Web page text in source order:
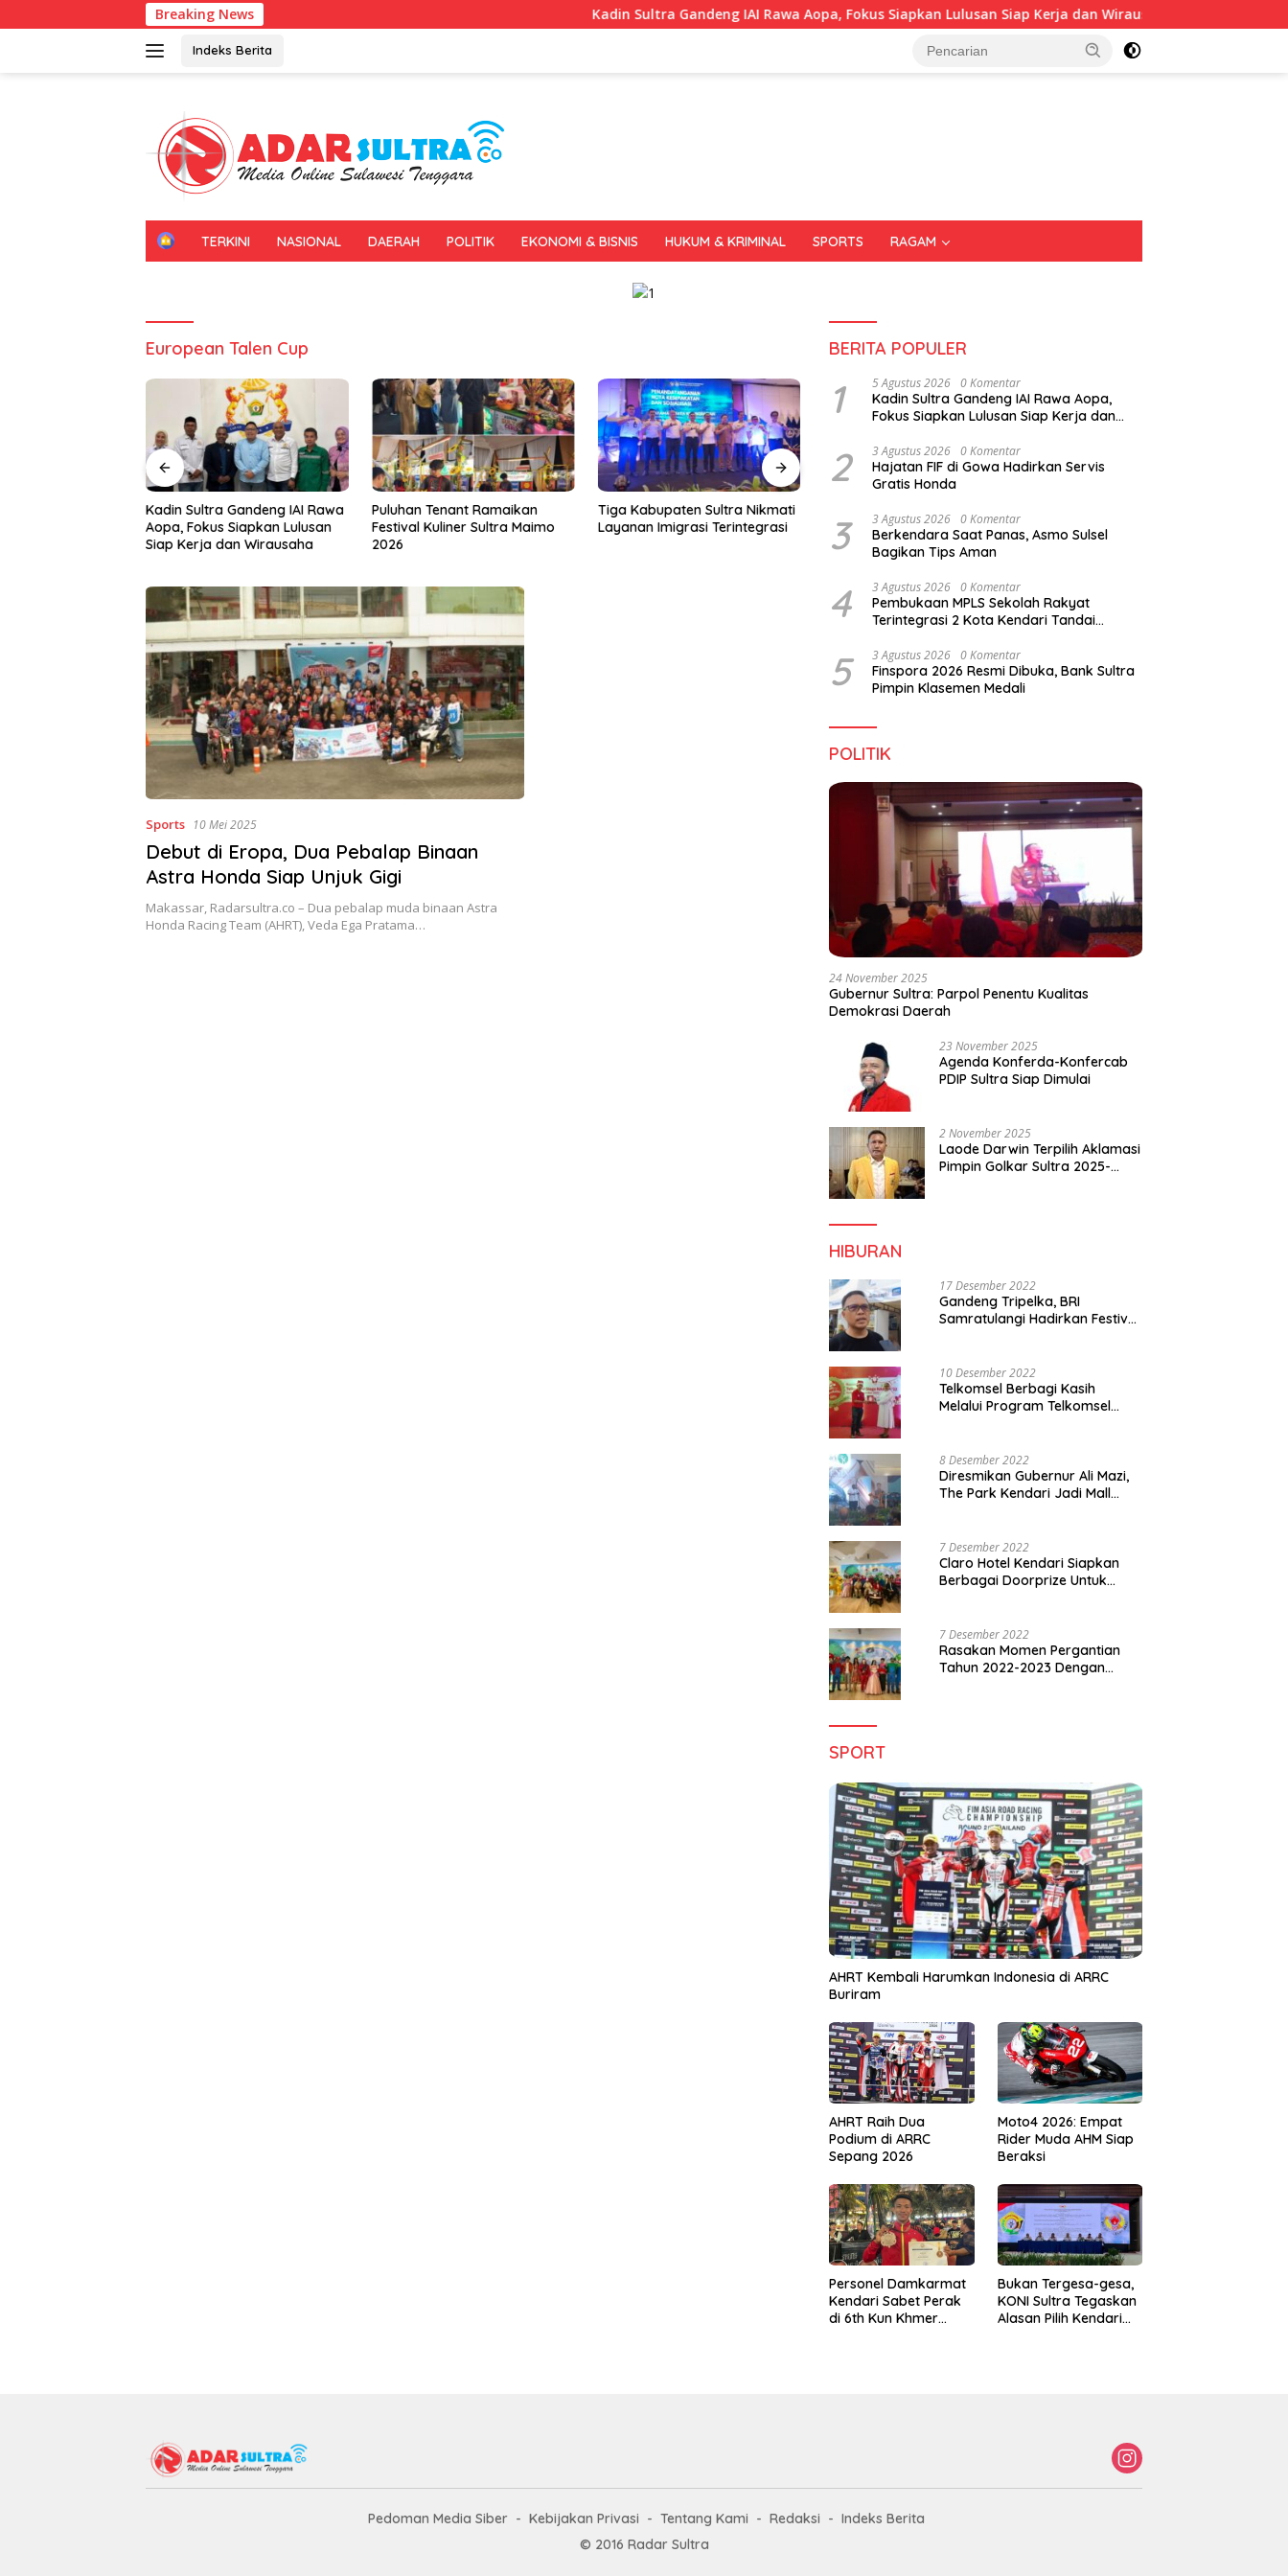
ke
Breaking News Kadin Sultra Gandeng IAI Rawa Aopa, Fokus Siapkan Lulusan Siap Kerja dan Wirausaha
Indeks Berita
H
TERKINI NASIONAL DAERAH POLITIK EKONOMI & BISNIS HUKUM & KRIMINAL SPORTS RAGAM
European Talen Cup
Puluhan Tenant Ramaikan
Festival Kuliner Sultra Maimo
2026
Tiga Kabupaten Sultra Nikmati
Layanan Imigrasi Terintegrasi
Harapan Tidak Mengenal
Batas Negara
Sultra Terus Maju, Namun
Infrastruktur Pariwisata dan
Perikanan Masih Jadi
Tantangan
Bank Sultra Pimpin Klasemen
Medali
Sports 10 Mei 2025
Debut di Eropa, Dua Pebalap Binaan
Astra Honda Siap Unjuk Gigi
Makassar, Radarsultra.co – Dua pebalap muda binaan Astra
Honda Racing Team (AHRT), Veda Ega Pratama…
BERITA POPULER
1 5 Agustus 2026 0 Komentar
Kadin Sultra Gandeng IAI Rawa Aopa,
Fokus Siapkan Lulusan Siap Kerja dan
2 3 Agustus 2026 0 Komentar
Hajatan FIF di Gowa Hadirkan Servis
Gratis Honda
3 3 Agustus 2026 0 Komentar
Berkendara Saat Panas, Asmo Sulsel
Bagikan Tips Aman
4 3 Agustus 2026 0 Komentar
Pembukaan MPLS Sekolah Rakyat
Terintegrasi 2 Kota Kendari Tandai
5 3 Agustus 2026 0 Komentar
Finspora 2026 Resmi Dibuka, Bank Sultra
Pimpin Klasemen Medali
POLITIK
24 November 2025
Gubernur Sultra: Parpol Penentu Kualitas
Demokrasi Daerah
23 November 2025
Agenda Konferda-Konfercab
PDIP Sultra Siap Dimulai
2 November 2025
Laode Darwin Terpilih Aklamasi
Pimpin Golkar Sultra 2025-
HIBURAN
17 Desember 2022
Gandeng Tripelka, BRI
Samratulangi Hadirkan Festival
10 Desember 2022
Telkomsel Berbagi Kasih
Melalui Program Telkomsel
8 Desember 2022
Diresmikan Gubernur Ali Mazi,
The Park Kendari Jadi Mall
7 Desember 2022
Claro Hotel Kendari Siapkan
Berbagai Doorprize Untuk
7 Desember 2022
Rasakan Momen Pergantian
Tahun 2022-2023 Dengan
SPORT
AHRT Kembali Harumkan Indonesia di ARRC
Buriram
AHRT Raih Dua
Podium di ARRC
Sepang 2026
Moto4 2026: Empat
Rider Muda AHM Siap
Beraksi
Personel Damkarmat
Kendari Sabet Perak
di 6th Kun Khmer
Bukan Tergesa-gesa,
KONI Sultra Tegaskan
Alasan Pilih Kendari
Pedoman Media Siber Kebijakan Privasi Tentang Kami Redaksi
Indeks Berita
© 2016 Radar Sultra